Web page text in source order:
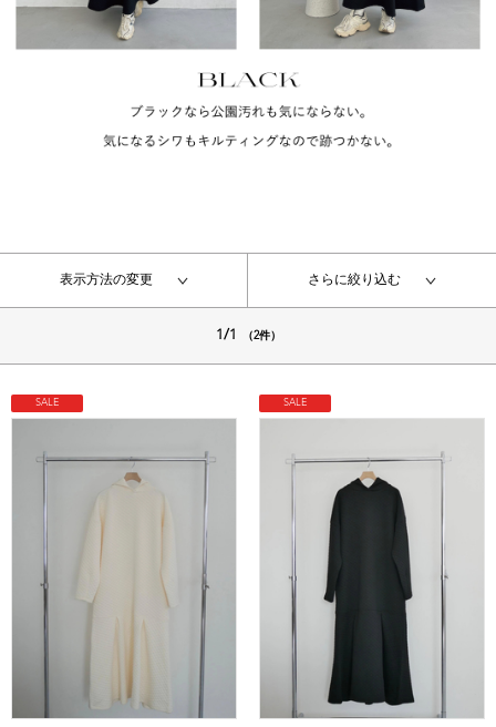
表示方法の変更 さらに絞り込む
1/1 （2件）
SALE SALE